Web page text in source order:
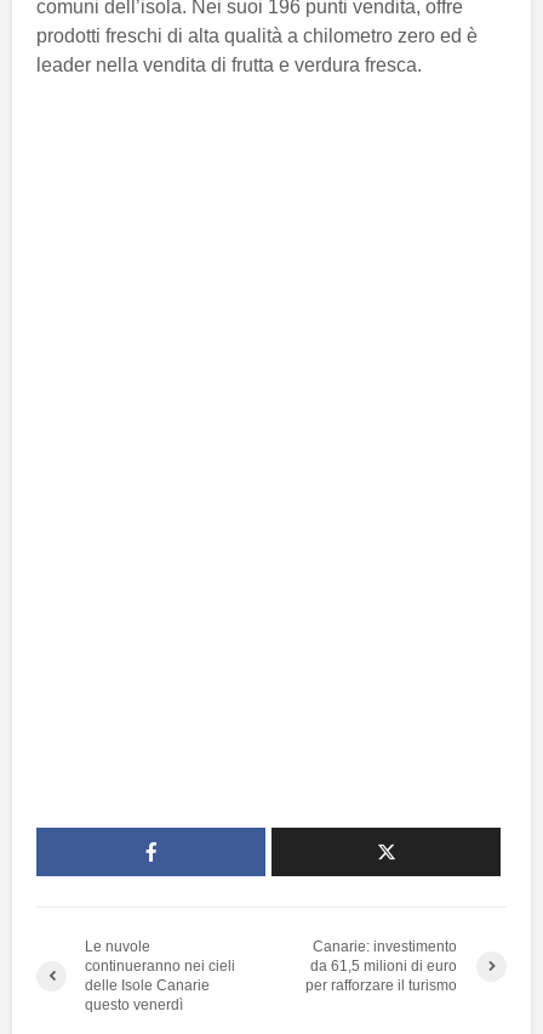
comuni dell’isola. Nei suoi 196 punti vendita, offre
prodotti freschi di alta qualità a chilometro zero ed è
leader nella vendita di frutta e verdura fresca.
Le nuvole
continueranno nei cieli
delle Isole Canarie
questo venerdì
Canarie: investimento
da 61,5 milioni di euro
per rafforzare il turismo